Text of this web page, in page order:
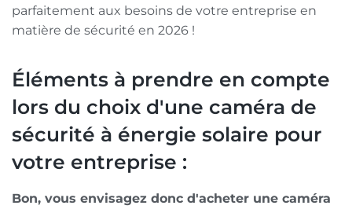
parfaitement aux besoins de votre entreprise en
matière de sécurité en 2026 !
Éléments à prendre en compte
lors du choix d'une caméra de
sécurité à énergie solaire pour
votre entreprise :
Bon, vous envisagez donc d'acheter une caméra